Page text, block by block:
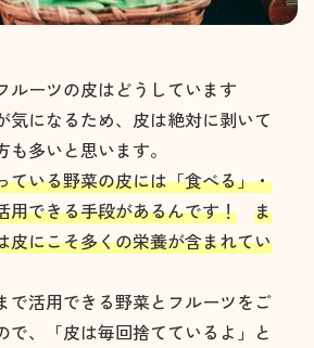
ルーツの皮はどうしています
になるため、皮は絶対に剥いて
多いと思います。
ている野菜の皮には「食べる」・
用できる手段があるんです！
ま
皮にこそ多くの栄養が含まれてい
で活用できる野菜とフルーツをご
で、「皮は毎回捨てているよ」と